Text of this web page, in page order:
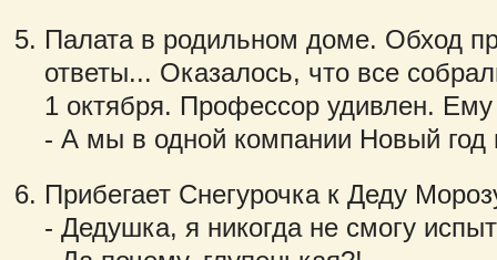
Палата в родильном доме. Обход
ответы... Оказалось, что все
1 октября. Профессор удивлен.
- А мы в одной компании Новый год
Прибегает Снегурочка к Деду
- Дедушка, я никогда не смогу